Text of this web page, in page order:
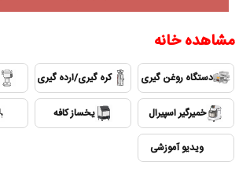
مشاهده خانه
دستگاه روغن گیری کره گیری/ارده گیری
خمیرگیر اسپیرال یخساز کافه
ویدیو آموزشی